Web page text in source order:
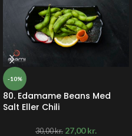
-10%
80. Edamame Beans Med
Salt Eller Chili
30,00kr. 27,00kr.